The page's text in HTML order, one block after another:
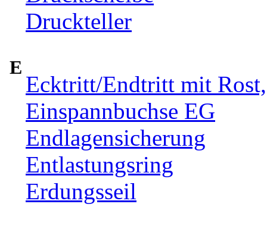
Druckteller
E
Ecktritt/Endtritt mit
Einspannbuchse EG
Endlagensicherung
Entlastungsring
Erdungsseil